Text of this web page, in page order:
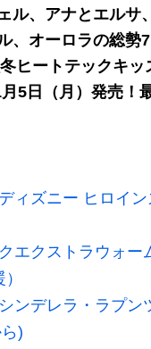
ル、アナとエルサ
、オーロラの総勢
ヒートテックキッ
5日（月）発売！
ィズニー ヒロイ
エクストラウォー
ンデレラ・ラプン
)